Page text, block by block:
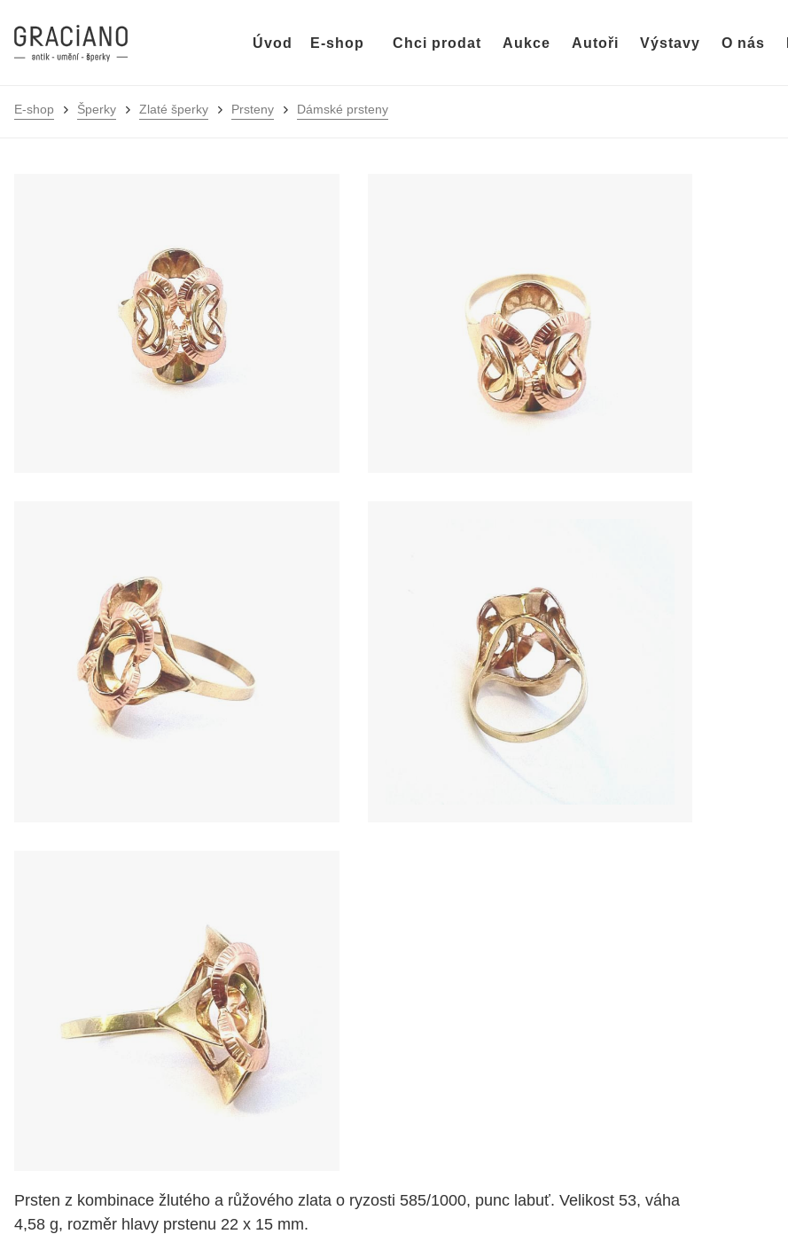
Úvod E-shop Chci prodat Aukce Autoři Výstavy O nás
E-shop Šperky Zlaté šperky Prsteny Dámské prsteny
Prsten z kombinace žlutého a růžového zlata o ryzosti 585/1000, punc labuť. Velikost 53, váha
4,58 g, rozměr hlavy prstenu 22 x 15 mm.